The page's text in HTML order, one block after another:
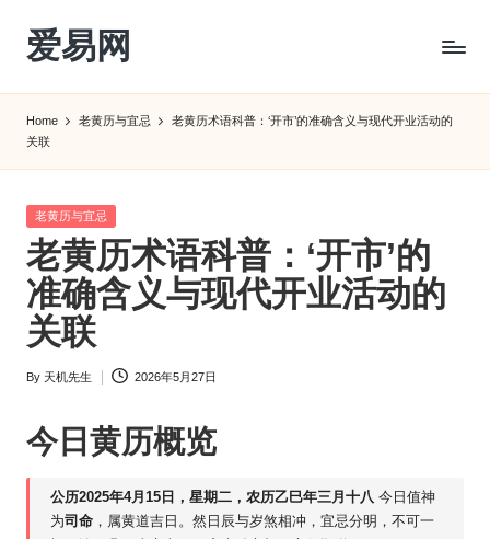
Skip
content
爱易网
阳
农
历
阴
历
查
询
Home 老黄历与宜忌
老黄历术语科普：‘开市’的准确含义与现代开业活动的
关联
Posted
老黄历与宜忌
老黄历术语科普：‘开市’的
准确含义与现代开业活动的
关联
Posted
By 天机先生 2026年5月27日
今日 黄历概览
公历2025年4月15日，星期二，农历乙巳年三月十八 今日值神
为司命 ，属黄道吉日。然日辰与岁煞相冲，宜忌分明，不可一